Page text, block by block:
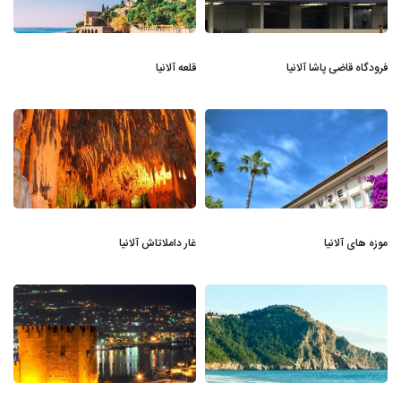
فرودگاه قاضی پاشا آلانیا قلعه آلانیا
موزه های آلانیا غار داملاتاش آلانیا